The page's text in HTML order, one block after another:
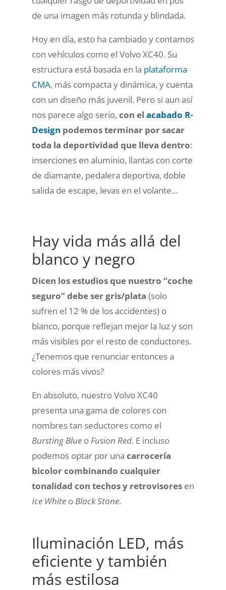
de una imagen más rotunda y blindada.
Hoy en día, esto ha cambiado y contamos
con vehículos como el Volvo XC40. Su
estructura está basada en la plataforma
CMA, más compacta y dinámica, y cuenta
con un diseño más juvenil. Pero si aun así
nos parece algo serio, con el acabado R-
Design podemos terminar por sacar
toda la deportividad que lleva dentro:
inserciones en aluminio, llantas con corte
de diamante, pedalera deportiva, doble
salida de escape, levas en el volante…
Hay vida más allá del
blanco y negro
Dicen los estudios que nuestro “coche
seguro” debe ser gris/plata (solo
sufren el 12 % de los accidentes) o
blanco, porque reflejan mejor la luz y son
más visibles por el resto de conductores.
¿Tenemos que renunciar entonces a
colores más vivos?
En absoluto, nuestroVolvo XC40
presenta una gama de colores con
nombres tan seductores como el
Bursting BlueoFusion Red. E incluso
podemos optar por una carrocería
bicolor combinando cualquier
tonalidad con techos y retrovisoresen
Ice WhiteoBlack Stone.
Iluminación LED, más
eficiente y también
más estilosa